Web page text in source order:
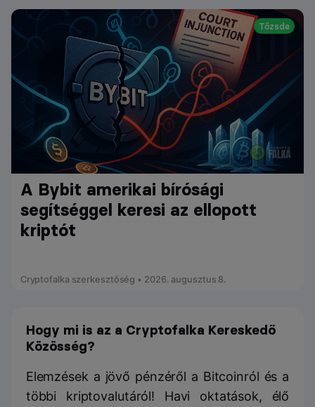
Tőzsde
A Bybit amerikai bírósági
segítséggel keresi az ellopott
kriptót
Cryptofalka szerkesztőség • 2026. augusztus 8.
Hogy mi is az a Cryptofalka Kereskedő
Közösség?
Elemzések a jövő pénzéről a Bitcoinról és a
többi kriptovalutáról! Havi oktatások, élő